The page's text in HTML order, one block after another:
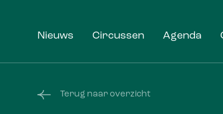
Nieuws Circussen Agenda
Terug naar overzicht